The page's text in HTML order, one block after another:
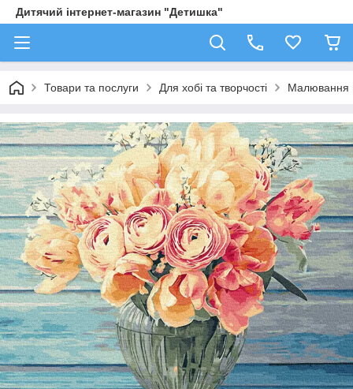
Дитячий інтернет-магазин "Детишка"
Товари та послуги Для хобі та творчості Малювання